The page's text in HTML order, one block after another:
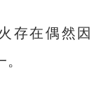
存在偶然因